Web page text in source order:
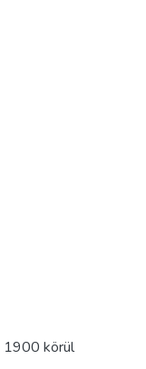
1900 körül